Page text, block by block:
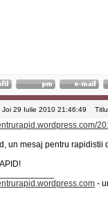
Joi 29 Iulie 2010 21:46:49
un mesaj pentru rapidistii
-